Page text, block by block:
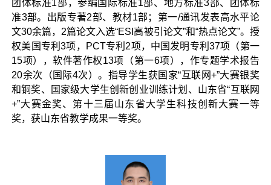
团体标准1部，参编国际标准1部、地方标准3部、团体标
准3部。出版专著2部、教材1部；第一/通讯发表高水平论
文30余篇，2篇论文入选“ESI高被引论文”和“热点论文”。授
权美国专利3项，PCT专利2项，中国发明专利37项（第一
15项），软件著作权13项（第一6项），作专题学术报告
20余次（国际4次）。指导学生获国家“互联网+”大赛银奖
和铜奖、国家级大学生创新创业训练计划、山东省“互联网
+”大赛金奖、第十三届山东省大学生科技创新大赛一等
奖，获山东省教学成果一等奖。